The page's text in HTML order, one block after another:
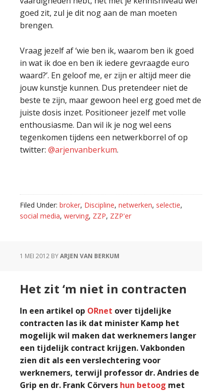
goed zit, zul je dit nog aan de man moeten
brengen.
Vraag jezelf af ‘wie ben ik, waarom ben ik goed
in wat ik doe en ben ik iedere gevraagde euro
waard?’. En geloof me, er zijn er altijd meer die
jouw kunstje kunnen. Dus pretendeer niet de
beste te zijn, maar gewoon heel erg goed met de
juiste dosis inzet. Positioneer jezelf met volle
enthousiasme. Dan wil ik je nog wel eens
tegenkomen tijdens een netwerkborrel of op
twitter: @arjenvanberkum.
Filed Under: broker, Discipline, netwerken, selectie,
social media, werving, ZZP, ZZP'er
1 MEI 2012 BYARJEN VAN BERKUM
Het zit ‘m niet in contracten
In een artikel op ORnet over tijdelijke
contracten las ik dat minister Kamp het
mogelijk wil maken dat werknemers langer
een tijdelijk contract krijgen. Vakbonden
zien dit als een verslechtering voor
werknemers, terwijl professor dr. Andries de
Grip en dr. Frank Cörvers hun betoog met